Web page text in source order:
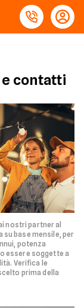
e contatti
nostri partner al
base mensile, per
potenza
essere soggette a
Verifica le
prima della